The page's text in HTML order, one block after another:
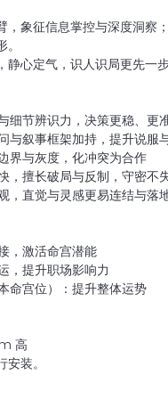
象征信息掌控与深度洞察；
心定气，识人识局更先一步
细节辨识力，决策更稳、更
与叙事框架加持，提升说服
界与灰度，化冲突为合作
，擅长破局与反制，守密不
，直觉与灵感更易连结与落
，激活命宫潜能
，提升职场影响力
命宫位）：提升整体运势
高
装。